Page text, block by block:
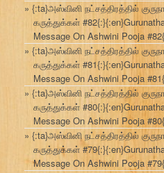
{:ta}அஸ்வினி நட்சத்திரத்தில்
கருத்துக்கள்
Message On Ashwini Pooja
{:ta}அஸ்வினி நட்சத்திரத்தில்
கருத்துக்கள்
Message On Ashwini Pooja
{:ta}அஸ்வினி நட்சத்திரத்தில்
கருத்துக்கள்
Message On Ashwini Pooja
{:ta}அஸ்வினி நட்சத்திரத்தில்
கருத்துக்கள்
Message On Ashwini Pooja